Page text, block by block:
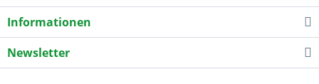
Informationen
Newsletter